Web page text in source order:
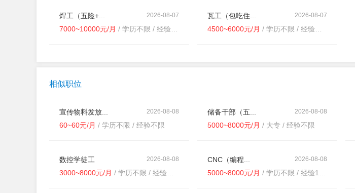
2026-08-07
焊工（五险+...
7000~10000元/月 / 学历不限 / 经验不限
2026-08-07
瓦工（包吃住...
4500~6000元/月 / 学历不限 / 经验不限
相似职位
2026-08-08
宣传物料发放...
60~60元/月 / 学历不限 / 经验不限
2026-08-08
储备干部（五...
5000~8000元/月 / 大专 / 经验不限
2026-08-08
数控学徒工
3000~8000元/月 / 学历不限 / 经验不限
2026-08-08
CNC（编程...
5000~8000元/月 / 学历不限 / 经验1-3年